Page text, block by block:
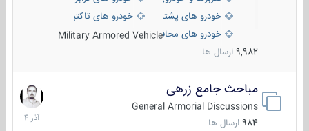
خودرو های پشتیبانی آتش ، شناسایی و ضد تانک
خودرو های تاکتیکی نظامی
خودرو های محافظت شدهMilitary Armored Vehicle
9,982 ارسال ها
مباحث جامع زرهی
General Armorial Discussions
984 ارسال ها
7
آذر
1404